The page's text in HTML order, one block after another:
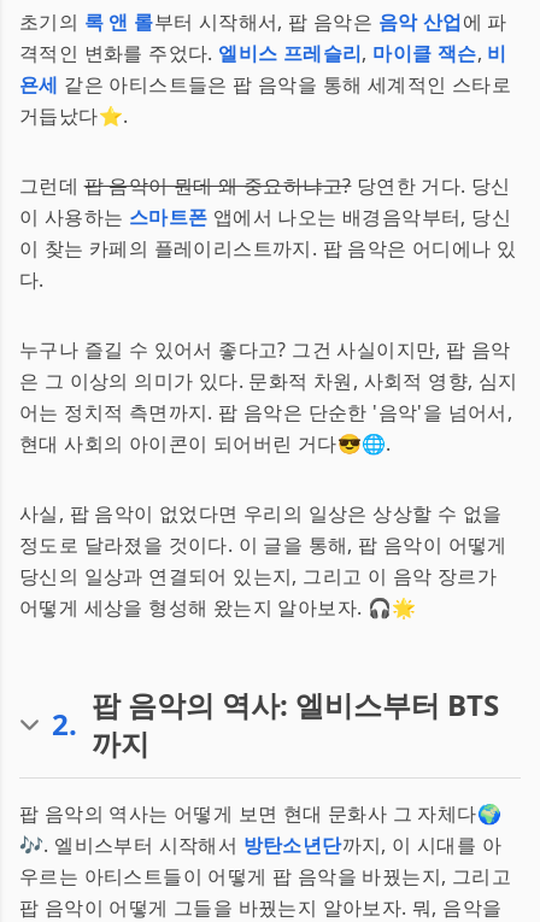
초기의 록 앤 롤부터 시작해서, 팝 음악은 음악 산업에 파
격적인 변화를 주었다. 엘비스 프레슬리, 마이클 잭슨, 비
욘세 같은 아티스트들은 팝 음악을 통해 세계적인 스타로
거듭났다⭐️.
그런데팝 음악이 뭔데 왜 중요하냐고?당연한 거다. 당신
이 사용하는 스마트폰 앱에서 나오는 배경음악부터, 당신
이 찾는 카페의 플레이리스트까지. 팝 음악은 어디에나 있
다.
누구나 즐길 수 있어서 좋다고? 그건 사실이지만, 팝 음악
은 그 이상의 의미가 있다. 문화적 차원, 사회적 영향, 심지
어는 정치적 측면까지. 팝 음악은 단순한 '음악'을 넘어서,
현대 사회의 아이콘이 되어버린 거다😎🌐.
사실, 팝 음악이 없었다면 우리의 일상은 상상할 수 없을
정도로 달라졌을 것이다. 이 글을 통해, 팝 음악이 어떻게
당신의 일상과 연결되어 있는지, 그리고 이 음악 장르가
어떻게 세상을 형성해 왔는지 알아보자. 🎧🌟
2. 팝 음악의 역사: 엘비스부터 BTS
까지
팝 음악의 역사는 어떻게 보면 현대 문화사 그 자체다🌍
🎶. 엘비스부터 시작해서 방탄소년단까지, 이 시대를 아
우르는 아티스트들이 어떻게 팝 음악을 바꿨는지, 그리고
팝 음악이 어떻게 그들을 바꿨는지 알아보자. 뭐, 음악을